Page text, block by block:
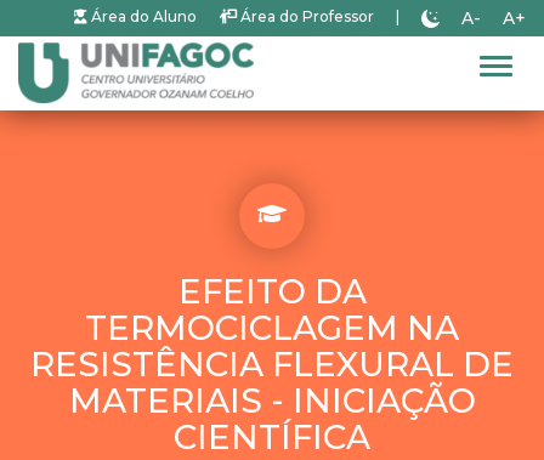
Área do Aluno Área do Professor A- A+
EFEITO DA
TERMOCICLAGEM NA
RESISTÊNCIA FLEXURAL DE
MATERIAIS - INICIAÇÃO
CIENTÍFICA